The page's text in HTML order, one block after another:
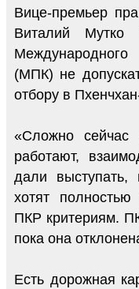
Вице-премьер
Виталий Мутко
(МПК) не
отбору в
«Сложно сейчас
работают,
дали
хотят полностью
ПКР критериям.
пока она
Есть дорожная